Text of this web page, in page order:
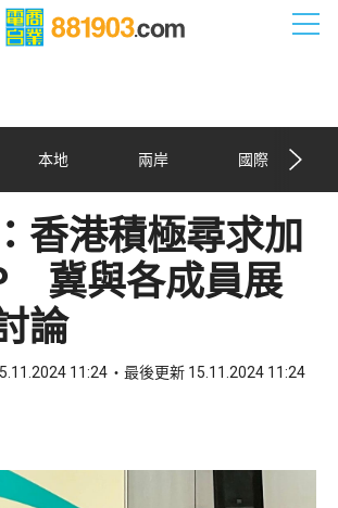
本地 兩岸 國際
香港積極尋求加
冀與各成員展
論
11:24 最後更新 15.11.2024 11:24